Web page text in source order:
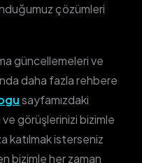
çözümleri
güncellemeleri ve
daha fazla rehbere
sayfamızdaki
görüşlerinizi bizimle
katılmak isterseniz
bizimle her zaman